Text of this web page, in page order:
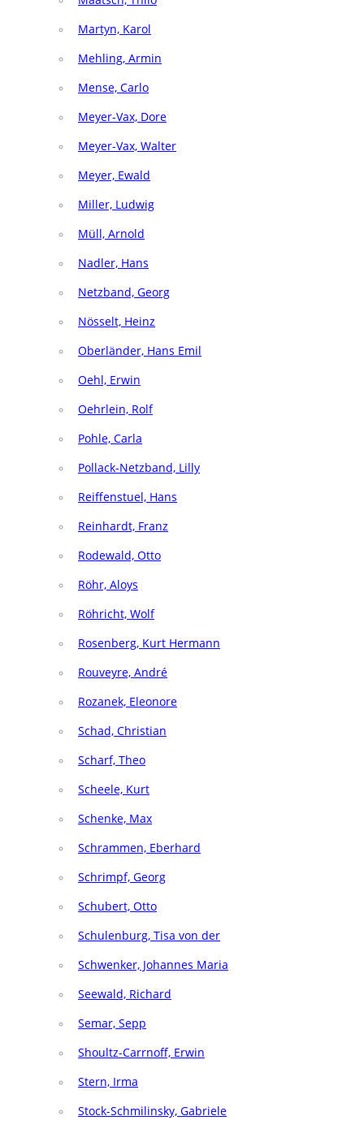
Martyn, Karol
Mehling, Armin
Mense, Carlo
Meyer-Vax, Dore
Meyer-Vax, Walter
Meyer, Ewald
Miller, Ludwig
Müll, Arnold
Nadler, Hans
Netzband, Georg
Nösselt, Heinz
Oberländer, Hans Emil
Oehl, Erwin
Oehrlein, Rolf
Pohle, Carla
Pollack-Netzband, Lilly
Reiffenstuel, Hans
Reinhardt, Franz
Rodewald, Otto
Röhr, Aloys
Röhricht, Wolf
Rosenberg, Kurt Hermann
Rouveyre, André
Rozanek, Eleonore
Schad, Christian
Scharf, Theo
Scheele, Kurt
Schenke, Max
Schrammen, Eberhard
Schrimpf, Georg
Schubert, Otto
Schulenburg, Tisa von der
Schwenker, Johannes Maria
Seewald, Richard
Semar, Sepp
Shoultz-Carrnoff, Erwin
Stern, Irma
Stock-Schmilinsky, Gabriele